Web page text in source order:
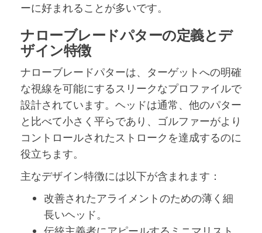
ーに好まれることが多いです。
ナローブレードパターの定義とデ
ザイン特徴
ナローブレードパターは、ターゲットへの明確
な視線を可能にするスリークなプロファイルで
設計されています。ヘッドは通常、他のパター
と比べて小さく平らであり、ゴルファーがより
コントロールされたストロークを達成するのに
役立ちます。
主なデザイン特徴には以下が含まれます：
改善されたアライメントのための薄く細
長いヘッド。